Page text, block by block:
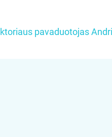
pavaduotojas